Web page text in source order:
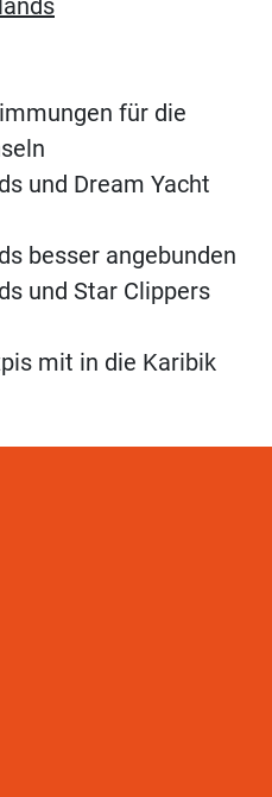
für die
und Dream Yacht
besser angebunden
und Star Clippers
mit in die Karibik